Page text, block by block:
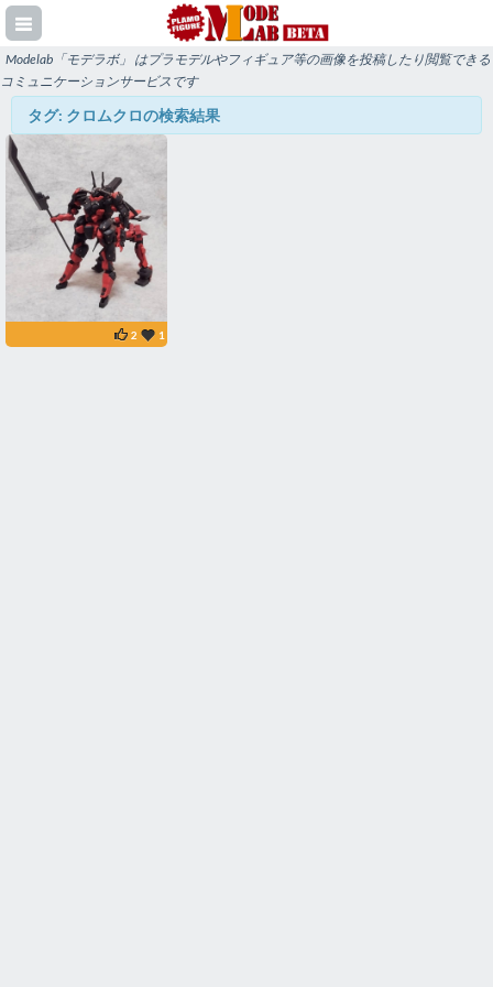
録
Modelab「モデラボ」 はプラモデルやフィギュア等の画像を投稿したり閲覧できる
コミュニケーションサービスです
タグ: クロムクロの検索結果
2 1